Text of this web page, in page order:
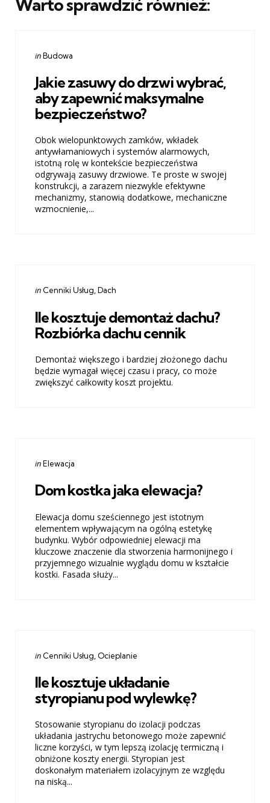
Warto sprawdzić również:
Categories
Posted
inBudowa
Jakie zasuwy do drzwi wybrać,
aby zapewnić maksymalne
bezpieczeństwo?
Obok wielopunktowych zamków, wkładek
antywłamaniowych i systemów alarmowych,
istotną rolę w kontekście bezpieczeństwa
odgrywają zasuwy drzwiowe. Te proste w swojej
konstrukcji, a zarazem niezwykle efektywne
mechanizmy, stanowią dodatkowe, mechaniczne
wzmocnienie,...
Categories
Posted
in Cenniki Usług Dach
Ile kosztuje demontaż dachu?
Rozbiórka dachu cennik
Demontaż większego i bardziej złożonego dachu
będzie wymagał więcej czasu i pracy, co może
zwiększyć całkowity koszt projektu.
Categories
Posted
inElewacja
Dom kostka jaka elewacja?
Elewacja domu sześciennego jest istotnym
elementem wpływającym na ogólną estetykę
budynku. Wybór odpowiedniej elewacji ma
kluczowe znaczenie dla stworzenia harmonijnego i
przyjemnego wizualnie wyglądu domu w kształcie
kostki. Fasada służy...
Categories
Posted
in Cenniki Usług Ocieplanie
Ile kosztuje układanie
styropianu pod wylewkę?
Stosowanie styropianu do izolacji podczas
układania jastrychu betonowego może zapewnić
liczne korzyści, w tym lepszą izolację termiczną i
obniżone koszty energii. Styropian jest
doskonałym materiałem izolacyjnym ze względu
na niską...